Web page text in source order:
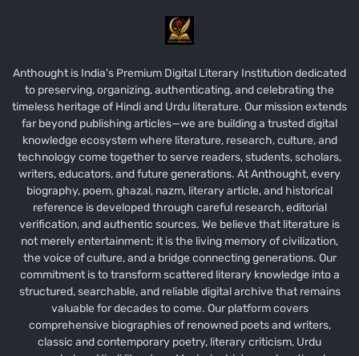
Anthought is India's Premium Digital Literary Institution dedicated
to preserving, organizing, authenticating, and celebrating the
timeless heritage of Hindi and Urdu literature. Our mission extends
far beyond publishing articles—we are building a trusted digital
knowledge ecosystem where literature, research, culture, and
technology come together to serve readers, students, scholars,
writers, educators, and future generations. At Anthought, every
biography, poem, ghazal, nazm, literary article, and historical
reference is developed through careful research, editorial
verification, and authentic sources. We believe that literature is
not merely entertainment; it is the living memory of civilization,
the voice of culture, and a bridge connecting generations. Our
commitment is to transform scattered literary knowledge into a
structured, searchable, and reliable digital archive that remains
valuable for decades to come. Our platform covers
comprehensive biographies of renowned poets and writers,
classic and contemporary poetry, literary criticism, Urdu